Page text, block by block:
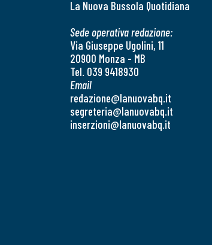
La Nuova Bussola Quotidiana
Sede operativa redazione:
Via Giuseppe Ugolini, 11
20900 Monza - MB
Tel. 039 9418930
Email
redazione@lanuovabq.it
segreteria@lanuovabq.it
inserzioni@lanuovabq.it